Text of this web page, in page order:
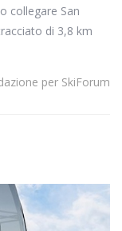
collegare San
di 3,8 km
per SkiForum